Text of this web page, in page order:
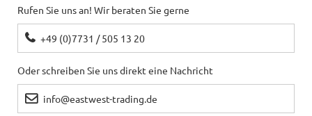
Rufen Sie uns an! Wir beraten Sie gerne
+49 (0)7731 / 505 13 20
Oder schreiben Sie uns direkt eine Nachricht
info@eastwest-trading.de